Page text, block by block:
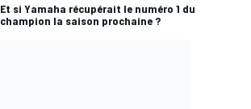
Et si Yamaha récupérait le numéro 1 du
champion la saison prochaine ?